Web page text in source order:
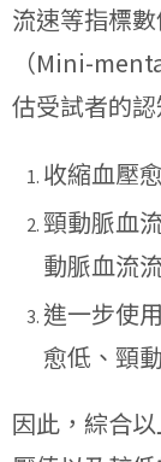
流速等指標
（Mini-
估受試者的
收縮血壓
頸動脈血
動脈血流
進一步使
愈低、頸
因此，綜合